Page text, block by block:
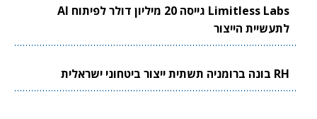
Limitless Labs גייסה 20 מיליון דולר לפיתוח AI
לתעשיית הייצור
RH בונה ברומניה תשתית ייצור ביטחוני ישראלית